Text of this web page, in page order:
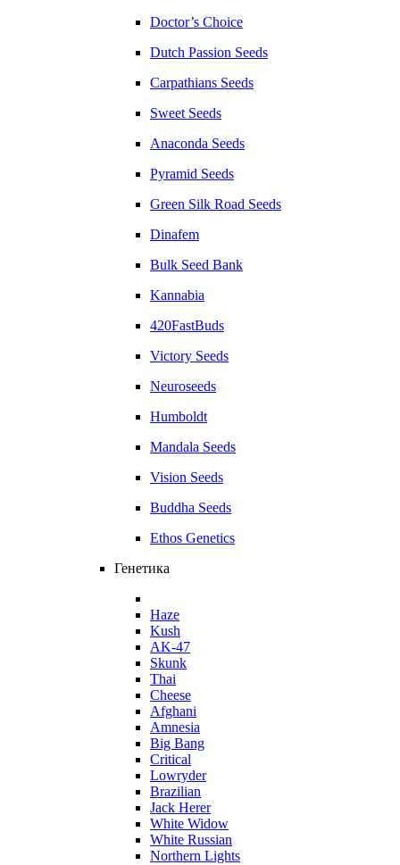
Doctor’s Choice
Dutch Passion Seeds
Carpathians Seeds
Sweet Seeds
Anaconda Seeds
Pyramid Seeds
Green Silk Road Seeds
Dinafem
Bulk Seed Bank
Kannabia
420FastBuds
Victory Seeds
Neuroseeds
Humboldt
Mandala Seeds
Vision Seeds
Buddha Seeds
Ethos Genetics
Генетика
Haze
Kush
AK-47
Skunk
Thai
Cheese
Afghani
Amnesia
Big Bang
Critical
Lowryder
Brazilian
Jack Herer
White Widow
White Russian
Northern Lights